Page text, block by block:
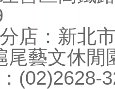
店：新北
尾藝文休閒
(02)2628-